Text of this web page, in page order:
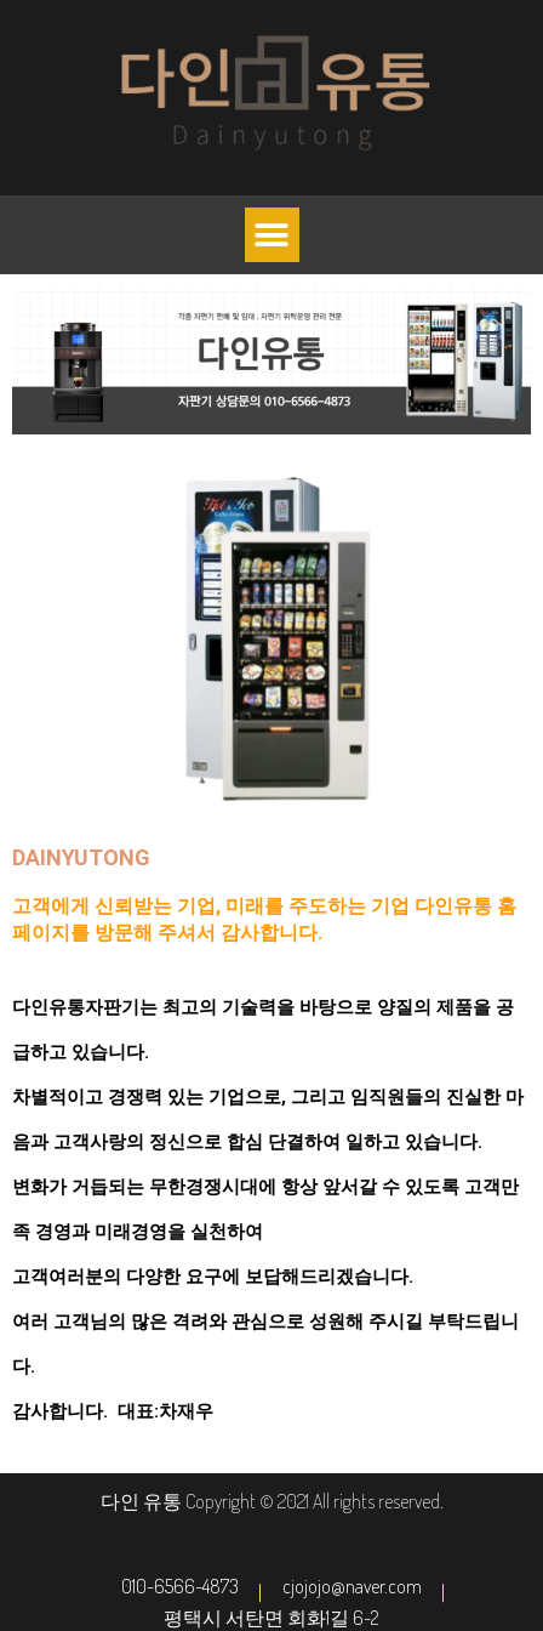
DAINYUTONG
고객에게 신뢰받는 기업, 미래를 주도하는 기업 다인유통 홈
페이지를 방문해 주셔서 감사합니다.
다인유통자판기는 최고의 기술력을 바탕으로 양질의 제품을 공
급하고 있습니다.
차별적이고 경쟁력 있는 기업으로, 그리고 임직원들의 진실한 마
음과 고객사랑의 정신으로 합심 단결하여 일하고 있습니다.
변화가 거듭되는 무한경쟁시대에 항상 앞서갈 수 있도록 고객만
족 경영과 미래경영을 실천하여
고객여러분의 다양한 요구에 보답해드리겠습니다.
여러 고객님의 많은 격려와 관심으로 성원해 주시길 부탁드립니
다.
감사합니다. 대표:차재우
다인 유통 Copyright © 2021 All rights reserved.
010-6566-4873
cjojojo@naver.com
평택시 서탄면 회화1길 6-2